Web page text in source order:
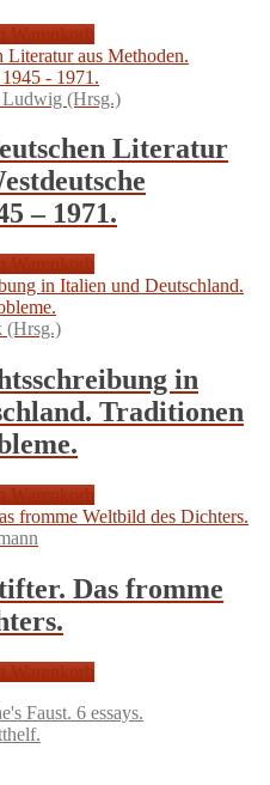
(Hrsg.)
Literatur
– 1971.
(Hrsg.)
in
Traditionen
Das fromme
Faust. 6 essays.